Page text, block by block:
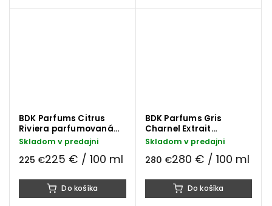
• pižmo • céder • ideálna na
• pižmo • céder • ideálna na
BDK Parfums Citrus
Riviera parfumovaná
voda 100 ml
Skladom v predajni
225 €225 € / 100 ml
Do košíka
BDK Parfums Gris
Charnel Extrait
parfumový extrakt 100
Skladom v predajni
280 €280 € / 100 ml
Do košíka